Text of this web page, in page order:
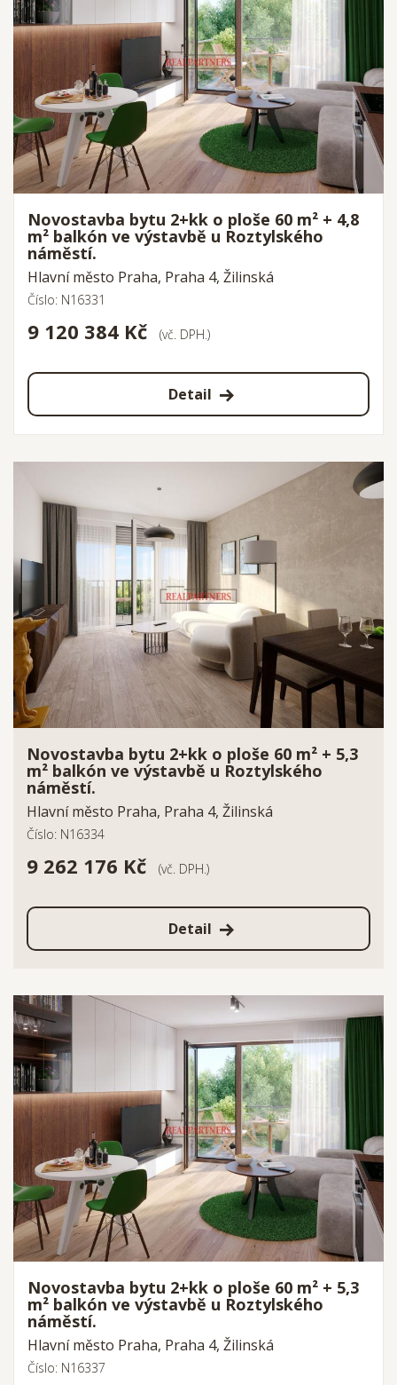
Novostavba bytu 2+kk o ploše 60 m² + 4,8
m² balkón ve výstavbě u Roztylského
náměstí.
Hlavní město Praha, Praha 4, Žilinská
Číslo: N16331
9 120 384 Kč (vč. DPH.)
Detail
Novostavba bytu 2+kk o ploše 60 m² + 5,3
m² balkón ve výstavbě u Roztylského
náměstí.
Hlavní město Praha, Praha 4, Žilinská
Číslo: N16334
9 262 176 Kč (vč. DPH.)
Detail
Novostavba bytu 2+kk o ploše 60 m² + 5,3
m² balkón ve výstavbě u Roztylského
náměstí.
Hlavní město Praha, Praha 4, Žilinská
Číslo: N16337